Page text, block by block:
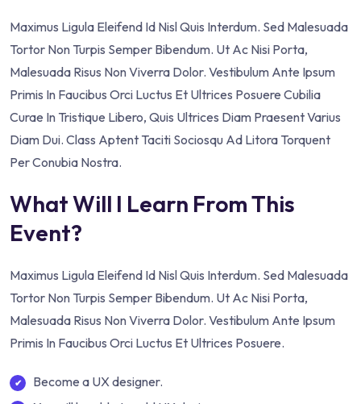
Maximus Ligula Eleifend Id Nisl Quis Interdum. Sed Malesuada
Tortor Non Turpis Semper Bibendum. Ut Ac Nisi Porta,
Malesuada Risus Non Viverra Dolor. Vestibulum Ante Ipsum
Primis In Faucibus Orci Luctus Et Ultrices Posuere Cubilia
Curae In Tristique Libero, Quis Ultrices Diam Praesent Varius
Diam Dui. Class Aptent Taciti Sociosqu Ad Litora Torquent
Per Conubia Nostra.
What Will I Learn From This
Event?
Maximus Ligula Eleifend Id Nisl Quis Interdum. Sed Malesuada
Tortor Non Turpis Semper Bibendum. Ut Ac Nisi Porta,
Malesuada Risus Non Viverra Dolor. Vestibulum Ante Ipsum
Primis In Faucibus Orci Luctus Et Ultrices Posuere.
Become a UX designer.